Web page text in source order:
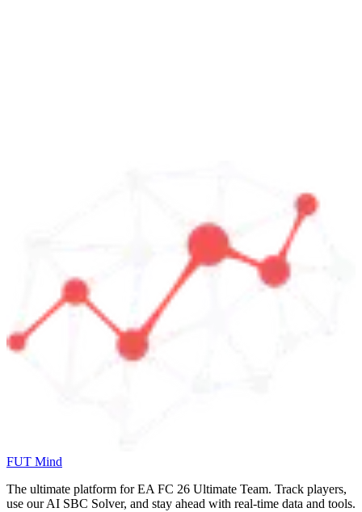
FUT Mind
The ultimate platform for EA FC 26 Ultimate Team. Track players,
use our AI SBC Solver, and stay ahead with real-time data and tools.